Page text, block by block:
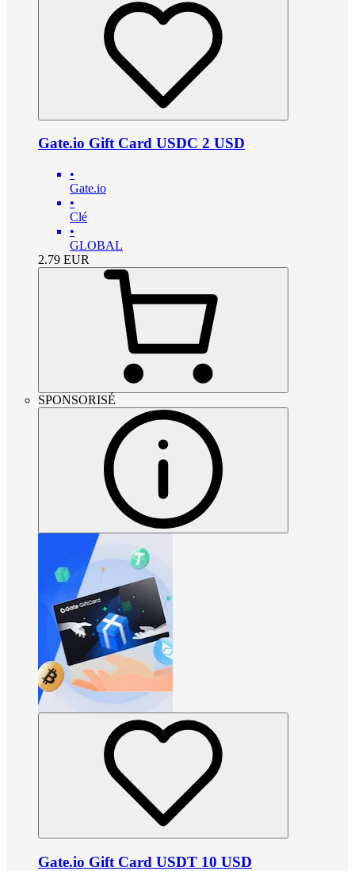
Gate.io Gift Card USDC 2 USD
•
Gate.io
•
Clé
•
GLOBAL
2.79 EUR
SPONSORISÉ
Gate.io Gift Card USDT 10 USD